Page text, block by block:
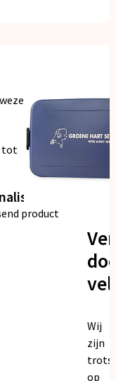
kwaliteit
tot
product
Wij
zijn
trots
op